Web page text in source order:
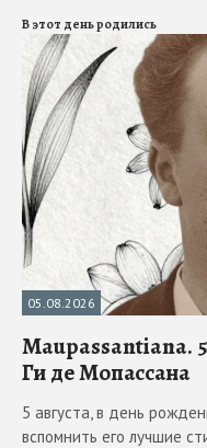
В этот день родились
05.08.2026
Maupassantiana.
Ги де Мопассана
5 августа, в день
вспомнить его лучшие